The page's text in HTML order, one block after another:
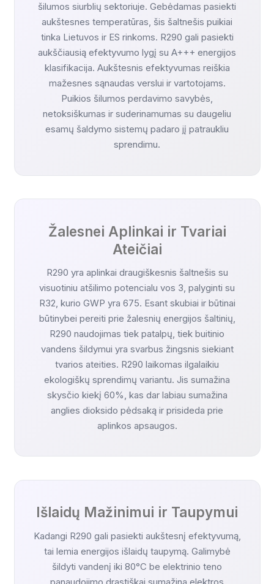
šilumos siurblių sektoriuje. Gebėdamas pasiekti
aukštesnes temperatūras, šis šaltnešis puikiai
tinka Lietuvos ir ES rinkoms. R290 gali pasiekti
aukščiausią efektyvumo lygį su A+++ energijos
klasifikacija. Aukštesnis efektyvumas reiškia
mažesnes sąnaudas verslui ir vartotojams.
Puikios šilumos perdavimo savybės,
netoksiškumas ir suderinamumas su daugeliu
esamų šaldymo sistemų padaro jį patraukliu
sprendimu.
Žalesnei Aplinkai ir Tvariai
Ateičiai
R290 yra aplinkai draugiškesnis šaltnešis su
visuotiniu atšilimo potencialu vos 3, palyginti su
R32, kurio GWP yra 675. Esant skubiai ir būtinai
būtinybei pereiti prie žalesnių energijos šaltinių,
R290 naudojimas tiek patalpų, tiek buitinio
vandens šildymui yra svarbus žingsnis siekiant
tvarios ateities. R290 laikomas ilgalaikiu
ekologiškų sprendimų variantu. Jis sumažina
skysčio kiekį 60%, kas dar labiau sumažina
anglies dioksido pėdsaką ir prisideda prie
aplinkos apsaugos.
Išlaidų Mažinimui ir Taupymui
Kadangi R290 gali pasiekti aukštesnį efektyvumą,
tai lemia energijos išlaidų taupymą. Galimybė
šildyti vandenį iki 80°C be elektrinio teno
panaudojimo drastiškai sumažina elektros